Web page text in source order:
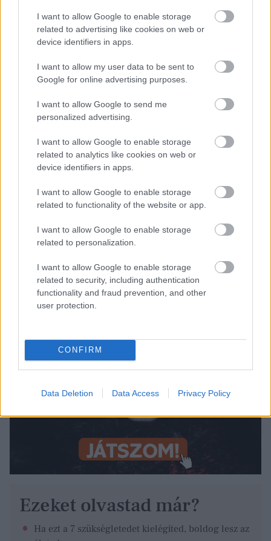
I want to allow Google to enable storage
related to advertising like cookies on web or
device identifiers in apps.
I want to allow my user data to be sent to
Google for online advertising purposes.
I want to allow Google to send me
personalized advertising.
I want to allow Google to enable storage
related to analytics like cookies on web or
device identifiers in apps.
I want to allow Google to enable storage
related to functionality of the website or app.
I want to allow Google to enable storage
related to personalization.
I want to allow Google to enable storage
related to security, including authentication
functionality and fraud prevention, and other
user protection.
CONFIRM
Data Deletion Data Access Privacy Policy
jelnyelvet is, Wygant szerint az is segíthet, ha
kapcsolatba lépünk valakivel, aki szintén beszéli azt
a másik nyelvet, és vele kommunikálunk. De jó opció
lehet akár az is, ha nem az anyanyelvünkön nézünk
tévét, hallgatunk rádiót vagy olvasunk könyveket,
agyunk egy másik részének kell átvennie az
irányítást, ami eltereli a fókuszt az
Forrás:batonrougeclinic.com,reallifecounseling.us
jcmh.org,mdanderson.org
Ezeket olvastad már?
Ha ezt a 7 szükségletedet kielégíted, boldog lesz az